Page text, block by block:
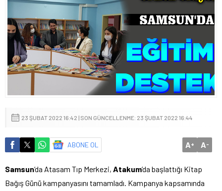
23 ŞUBAT 2022 16:42 | SON GÜNCELLENME: 23 ŞUBAT 2022 16:44
ABONE OL A+ A-
Samsun‘da Atasam Tıp Merkezi, Atakum’da başlattığı Kitap
Bağış Günü kampanyasını tamamladı. Kampanya kapsamında